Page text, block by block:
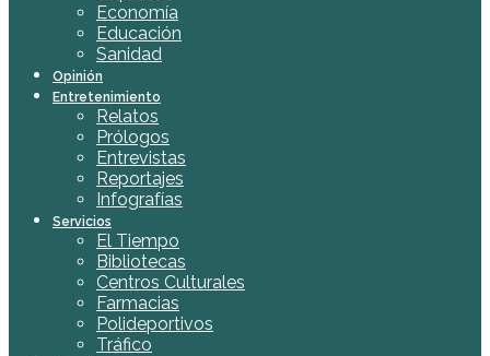
Economía
Educación
Sanidad
Opinión
Entretenimiento
Relatos
Prólogos
Entrevistas
Reportajes
Infografías
Servicios
El Tiempo
Bibliotecas
Centros Culturales
Farmacias
Polideportivos
Tráfico